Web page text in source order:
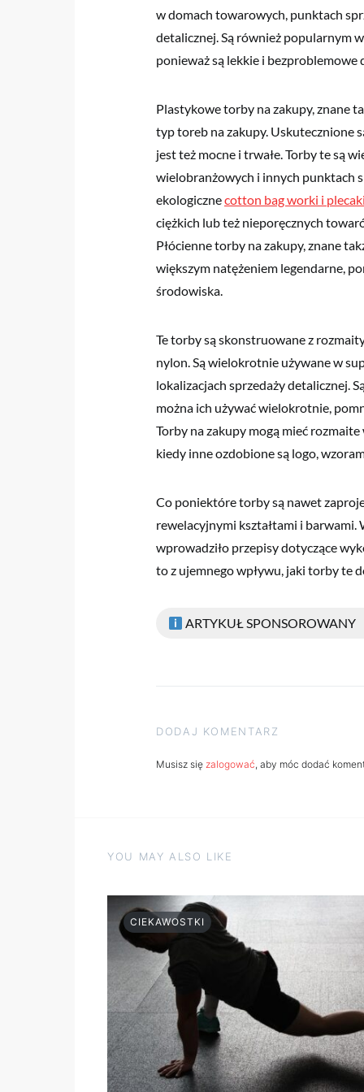
w domach towarowych, punktach
detalicznej. Są również popularnym
ponieważ są lekkie i bezproblemowe
Plastykowe torby na zakupy, znane
typ toreb na zakupy. Uskutecznione
jest też mocne i trwałe. Torby te są
wielobranżowych i innych punktach
ekologicznecotton bag worki i
ciężkich lub też nieporęcznych
Płócienne torby na zakupy, znane
większym natężeniem legendarne,
środowiska.
Te torby są skonstruowane z
nylon. Są wielokrotnie używane w
lokalizacjach sprzedaży detalicznej.
można ich używać wielokrotnie,
Torby na zakupy mogą mieć
kiedy inne ozdobione są logo,
Co poniektóre torby są nawet
rewelacyjnymi kształtami i
wprowadziło przepisy dotyczące
to z ujemnego wpływu, jaki torby te
ARTYKUŁ SPONSOROWANY
DODAJ KOMENTARZ
Musisz się zalogować, aby móc dodać
YOU MAY ALSO LIKE
CIEKAWOSTKI